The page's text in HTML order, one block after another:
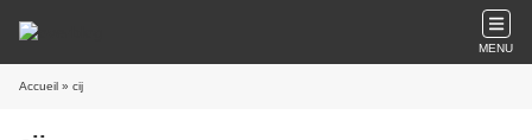
MENU
Accueil » cij